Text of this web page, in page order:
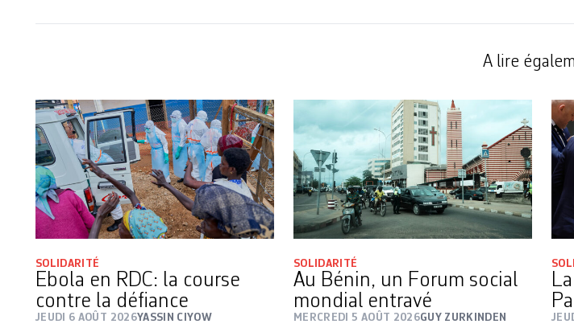
A lire
SOLIDARITÉ
Ebola en RDC: la course
contre la défiance
JEUDI 6 AOÛT 2026YASSIN CIYOW
SOLIDARITÉ
Au Bénin, un Forum social
mondial entravé
MERCREDI 5 AOÛT 2026GUY ZURKINDEN